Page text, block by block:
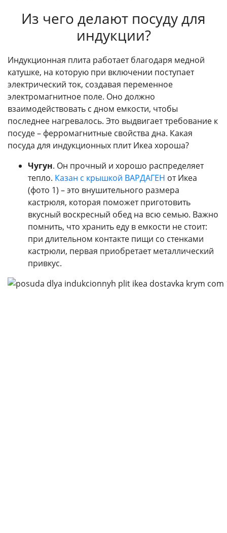
Из чего делают посуду для
индукции?
Индукционная плита работает благодаря медной
катушке, на которую при включении поступает
электрический ток, создавая переменное
электромагнитное поле. Оно должно
взаимодействовать с дном емкости, чтобы
последнее нагревалось. Это выдвигает требование к
посуде – ферромагнитные свойства дна. Какая
посуда для индукционных плит Икеа хороша?
Чугун. Он прочный и хорошо распределяет
тепло. Казан с крышкой ВАРДАГЕН от Икеа
(фото 1) – это внушительного размера
кастрюля, которая поможет приготовить
вкусный воскресный обед на всю семью. Важно
помнить, что хранить еду в емкости не стоит:
при длительном контакте пищи со стенками
кастрюли, первая приобретает металлический
привкус.